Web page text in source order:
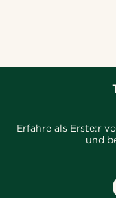
Erfahre als Erste:r
und